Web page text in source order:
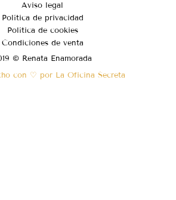
Aviso legal
Política de privacidad
Política de cookies
Condiciones de venta
© Renata Enamorada
con ♡ por La Oficina Secreta